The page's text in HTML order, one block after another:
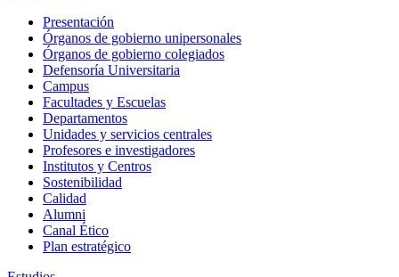
Presentación
Órganos de gobierno unipersonales
Órganos de gobierno colegiados
Defensoría Universitaria
Campus
Facultades y Escuelas
Departamentos
Unidades y servicios centrales
Profesores e investigadores
Institutos y Centros
Sostenibilidad
Calidad
Alumni
Canal Ético
Plan estratégico